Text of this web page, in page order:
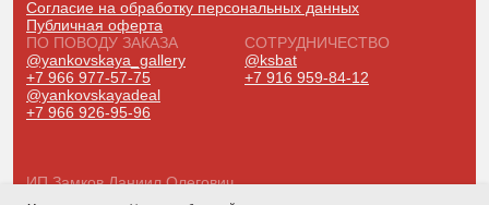
Согласие на обработку персональных данных
Публичная оферта
ПО ПОВОДУ ЗАКАЗА
@yankovskaya_gallery
+7 966 977-57-75
@yankovskayadeal
+7 966 926-95-96
СОТРУДНИЧЕСТВО
@ksbat
+7 916 959-84-12
ИП Замков Даниил Олегович